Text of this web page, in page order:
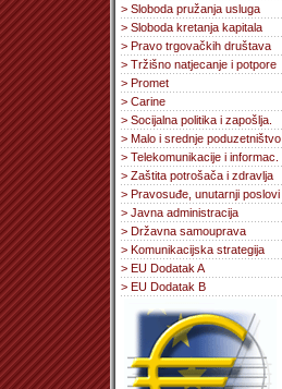
> Sloboda pružanja usluga
> Sloboda kretanja kapitala
> Pravo trgovačkih društava
> Tržišno natjecanje i potpore
> Promet
> Carine
> Socijalna politika i zapošlja.
> Malo i srednje poduzetništvo
> Telekomunikacije i informac.
> Zaštita potrošača i zdravlja
> Pravosuđe, unutarnji poslovi
> Javna administracija
> Državna samouprava
> Komunikacijska strategija
> EU Dodatak A
> EU Dodatak B